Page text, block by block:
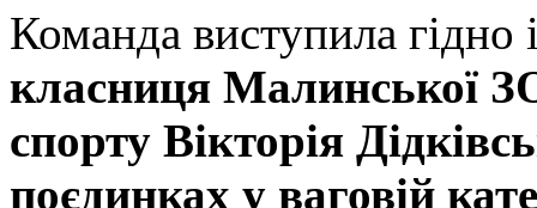
Команда виступила гідно
класниця Малинської
спорту Вікторія
поєдинках у ваговій